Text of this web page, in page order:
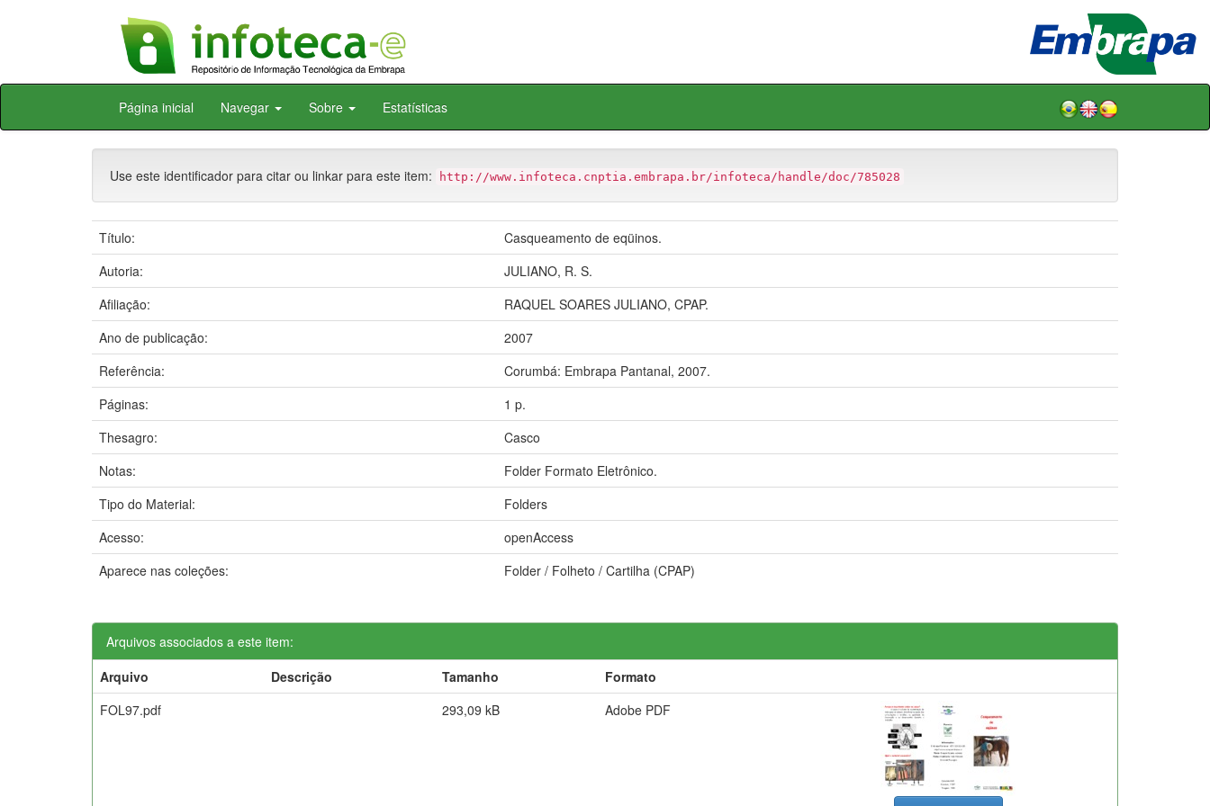
Skip
Página inicial Navegar Sobre Estatísticas
Use este identificador para citar ou linkar para este item: http://www.infoteca.cnptia.embrapa.br/infoteca/handle/doc/785028
Título:
Casqueamento de eqüinos.
Autoria:
JULIANO, R. S.
Afiliação:
RAQUEL SOARES JULIANO, CPAP.
Ano de publicação:
2007
Referência:
Corumbá: Embrapa Pantanal, 2007.
Páginas:
1 p.
Thesagro:
Casco
Notas:
Folder Formato Eletrônico.
Tipo do Material:
Folders
Acesso:
openAccess
Aparece nas coleções:
Folder / Folheto / Cartilha (CPAP)
Arquivos associados a este item:
Arquivo
Descrição Tamanho
Formato
FOL97.pdf
293,09 kB Adobe PDF